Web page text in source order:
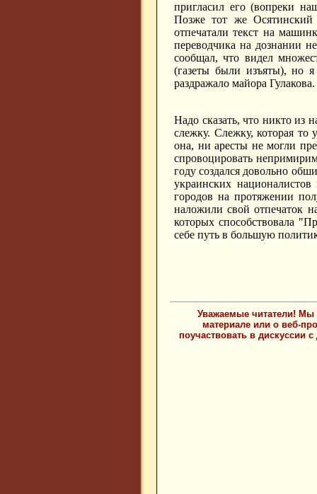
пригласил его (вопреки
Позже тот же
отпечатали текст на
переводчика на дознании
сообщал, что видел
(газеты были изъяты), но я
раздражало майора Гулакова.
Надо сказать, что никто из
слежку. Слежку, которая то
она, ни аресты не могли
спровоцировать
году создался довольно
украинских
городов на протяжении
наложили свой отпечаток
которых способствовала
себе путь в большую
Уважаемые читатели! Мы
материале или о веб-
поучаствовать в дискуссии